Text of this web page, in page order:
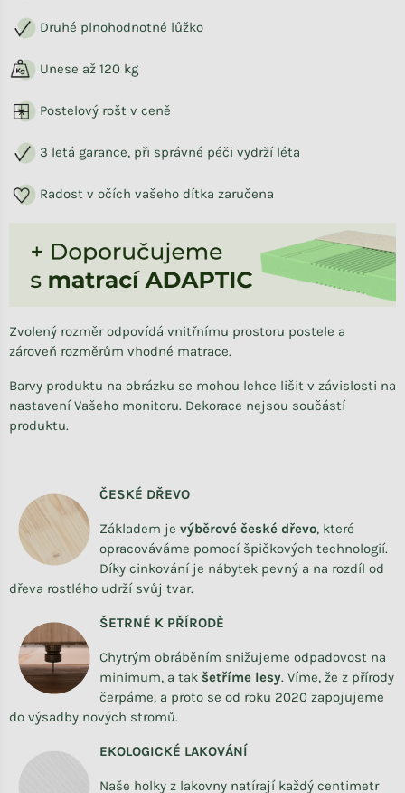
Druhé plnohodnotné lůžko
Unese až 120 kg
Postelový rošt v ceně
3 letá garance, při správné péči vydrží léta
Radost v očích vašeho dítka zaručena
Zvolený rozměr odpovídá vnitřnímu prostoru postele a
zároveň rozměrům vhodné matrace.
Barvy produktu na obrázku se mohou lehce lišit v závislosti na
nastavení Vašeho monitoru. Dekorace nejsou součástí
produktu.
ČESKÉ DŘEVO
Základem je výběrové české dřevo, které
opracováváme pomocí špičkových technologií.
Díky cinkování je nábytek pevný a na rozdíl od
dřeva rostlého udrží svůj tvar.
ŠETRNÉ K PŘÍRODĚ
Chytrým obráběním snižujeme odpadovost na
minimum, a tak šetříme lesy. Víme, že z přírody
čerpáme, a proto se od roku 2020 zapojujeme
do výsadby nových stromů.
EKOLOGICKÉ LAKOVÁNÍ
Naše holky z lakovny natírají každý centimetr